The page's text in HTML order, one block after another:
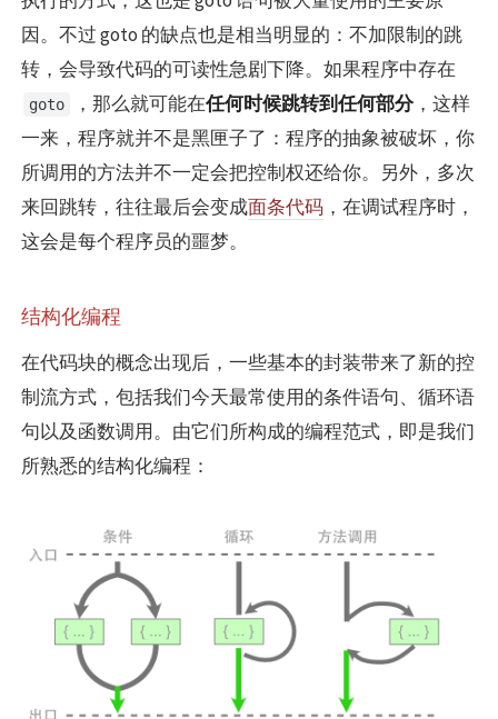
因。不过 goto 的缺点也是相当明显的：不加限制的跳
转，会导致代码的可读性急剧下降。如果程序中存在
goto ，那么就可能在任何时候跳转到任何部分，这样
一来，程序就并不是黑匣子了：程序的抽象被破坏，你
所调用的方法并不一定会把控制权还给你。另外，多次
来回跳转，往往最后会变成面条代码 ，在调试程序时，
这会是每个程序员的噩梦。
结构化编程
在代码块的概念出现后，一些基本的封装带来了新的控
制流方式，包括我们今天最常使用的条件语句、循环语
句以及函数调用。由它们所构成的编程范式，即是我们
所熟悉的结构化编程：